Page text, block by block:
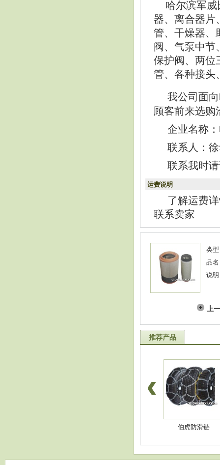
哈尔滨军威
器、离合器
管、干燥器
阀、气泵中
保护阀、两位
管、各种接
我公司面
顾客前来选购
企业名称
联系人：
联系我时
运费说明
了解运费
联系卖家
类
品
说
上
推荐产品
伯虎防滑链